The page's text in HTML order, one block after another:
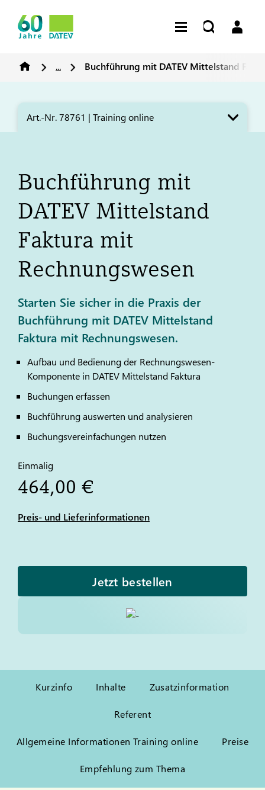
... Buchführung mit DATEV Mittelstand
Art.-Nr. 78761 | Training online
Buchführung mit
DATEVMittelstand
Faktura mit
Rechnungswesen
Starten Sie sicher in die Praxis der
Buchführung mit DATEV Mittelstand
Faktura mit Rechnungswesen.
Aufbau und Bedienung der Rechnungswesen-
Komponente in DATEV Mittelstand Faktura
Buchungen erfassen
Buchführung auswerten und analysieren
Buchungsvereinfachungen nutzen
Einmalig
464,00 €
Preis- und Lieferinformationen
Jetzt bestellen
Kurzinfo Inhalte Zusatzinformation
Referent
Allgemeine Informationen Training online Preise
Empfehlung zum Thema